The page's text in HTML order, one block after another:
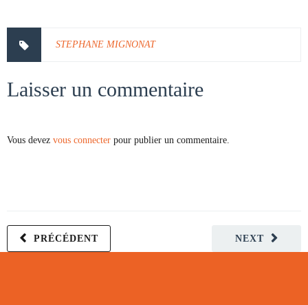
STEPHANE MIGNONAT
Laisser un commentaire
Vous devez vous connecter pour publier un commentaire.
NEXT
PRÉCÉDENT